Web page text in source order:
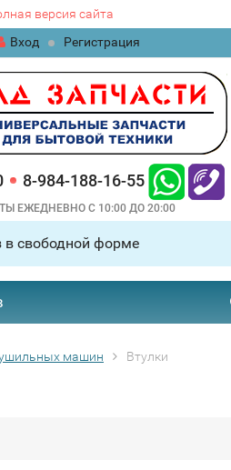
версия сайта
Вход
Регистрация
8-984-188-16-55
ЕЖЕДНЕВНО С 10:00 ДО 20:00
в свободной форме
машин Втулки